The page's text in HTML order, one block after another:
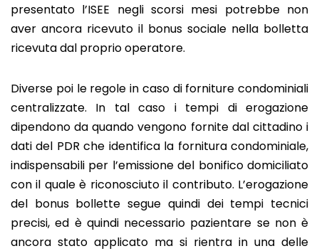
presentato l’ISEE negli scorsi mesi potrebbe non
aver ancora ricevuto il bonus sociale nella bolletta
ricevuta dal proprio operatore.
Diverse poi le regole in caso di forniture condominiali
centralizzate. In tal caso i tempi di erogazione
dipendono da quando vengono fornite dal cittadino i
dati del PDR che identifica la fornitura condominiale,
indispensabili per l’emissione del bonifico domiciliato
con il quale è riconosciuto il contributo. L’erogazione
del bonus bollette segue quindi dei tempi tecnici
precisi, ed è quindi necessario pazientare se non è
ancora stato applicato ma si rientra in una delle